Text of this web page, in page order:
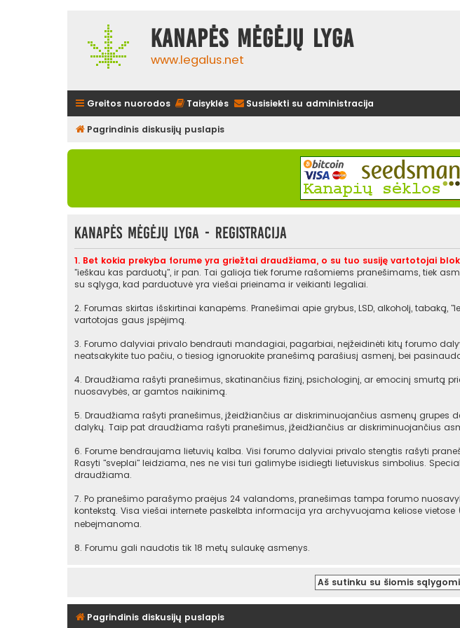
Kanapės mėgėjų lyga
www.legalus.net
Greitos nuorodos Taisyklės Susisiekti su administracija
Pagrindinis diskusijų puslapis
Kanapės mėgėjų lyga - Registracija
1. Bet kokia prekyba forume yra griežtai draudžiama, o su tuo susiję vartotojai
"ieškau kas parduotų", ir pan. Tai galioja tiek forume rašomiems pranešimams, tiek
su sąlyga, kad parduotuvė yra viešai prieinama ir veikianti legaliai.
2. Forumas skirtas išskirtinai kanapėms. Pranešimai apie grybus, LSD, alkoholį,
vartotojas gaus įspėjimą.
3. Forumo dalyviai privalo bendrauti mandagiai, pagarbiai, neįžeidinėti kitų forumo
neatsakykite tuo pačiu, o tiesiog ignoruokite pranešimą parašiusį asmenį, bei
4. Draudžiama rašyti pranešimus, skatinančius fizinį, psichologinį, ar emocinį smurtą
nuosavybės, ar gamtos naikinimą.
5. Draudžiama rašyti pranešimus, įžeidžiančius ar diskriminuojančius asmenų grupes
dalykų. Taip pat draudžiama rašyti pranešimus, įžeidžiančius ar diskriminuojančius
6. Forume bendraujama lietuvių kalba. Visi forumo dalyviai privalo stengtis rašyti
Rasyti "sveplai" leidziama, nes ne visi turi galimybe isidiegti lietuviskus simbolius.
draudžiama.
7. Po pranešimo parašymo praėjus 24 valandoms, pranešimas tampa forumo
kontekstą. Visa viešai internete paskelbta informacija yra archyvuojama keliose vietose
nebeįmanoma.
8. Forumu gali naudotis tik 18 metų sulaukę asmenys.
Pagrindinis diskusijų puslapis